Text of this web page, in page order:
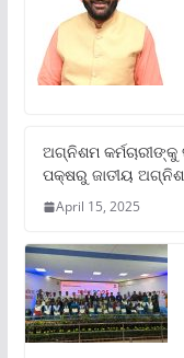
ଅଗ୍ନିଶମ
ପକ୍ଷରୁ ଜାତୀୟ
April 15, 2025